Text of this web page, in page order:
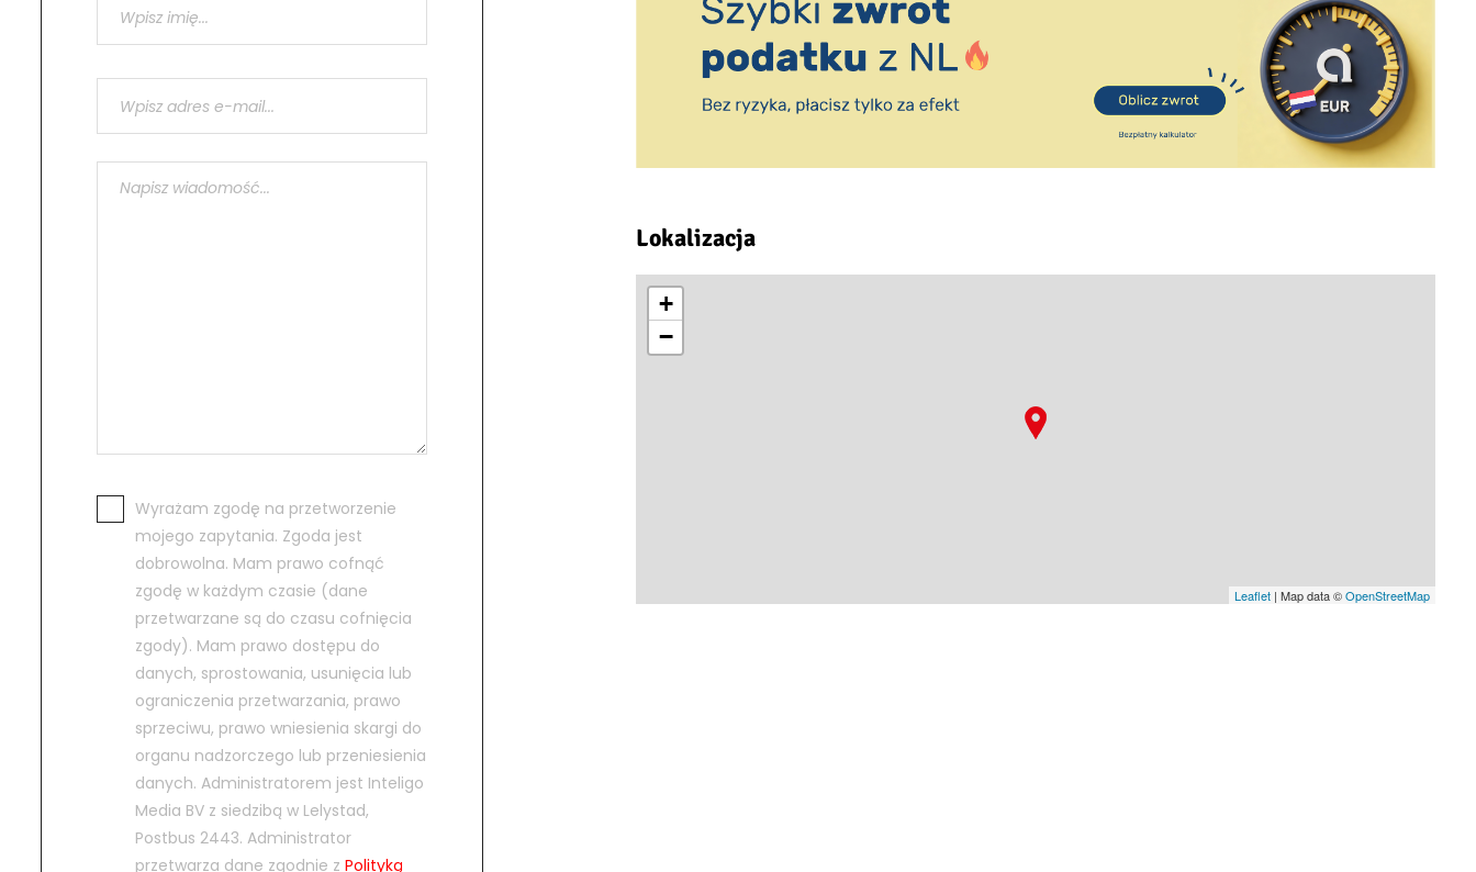
Wyrażam zgodę na przetworzenie
mojego zapytania. Zgoda jest
dobrowolna. Mam prawo cofnąć
zgodę w każdym czasie (dane
przetwarzane są do czasu cofnięcia
zgody). Mam prawo dostępu do
danych, sprostowania, usunięcia lub
ograniczenia przetwarzania, prawo
sprzeciwu, prawo wniesienia skargi do
organu nadzorczego lub przeniesienia
danych. Administratorem jest Inteligo
Media BV z siedzibą w Lelystad,
Postbus 2443. Administrator
przetwarza dane zgodnie z Polityką
Lokalizacja
+
−
Leaflet| Map data ©OpenStreetMap